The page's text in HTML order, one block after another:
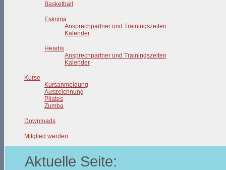
Basketball
Eskrima
Ansprechpartner und Trainingszeiten
Kalender
Headis
Ansprechpartner und Trainingszeiten
Kalender
Kurse
Kursanmeldung
Auszeichnung
Pilates
Zumba
Downloads
Mitglied werden
Aktuelle Seite: